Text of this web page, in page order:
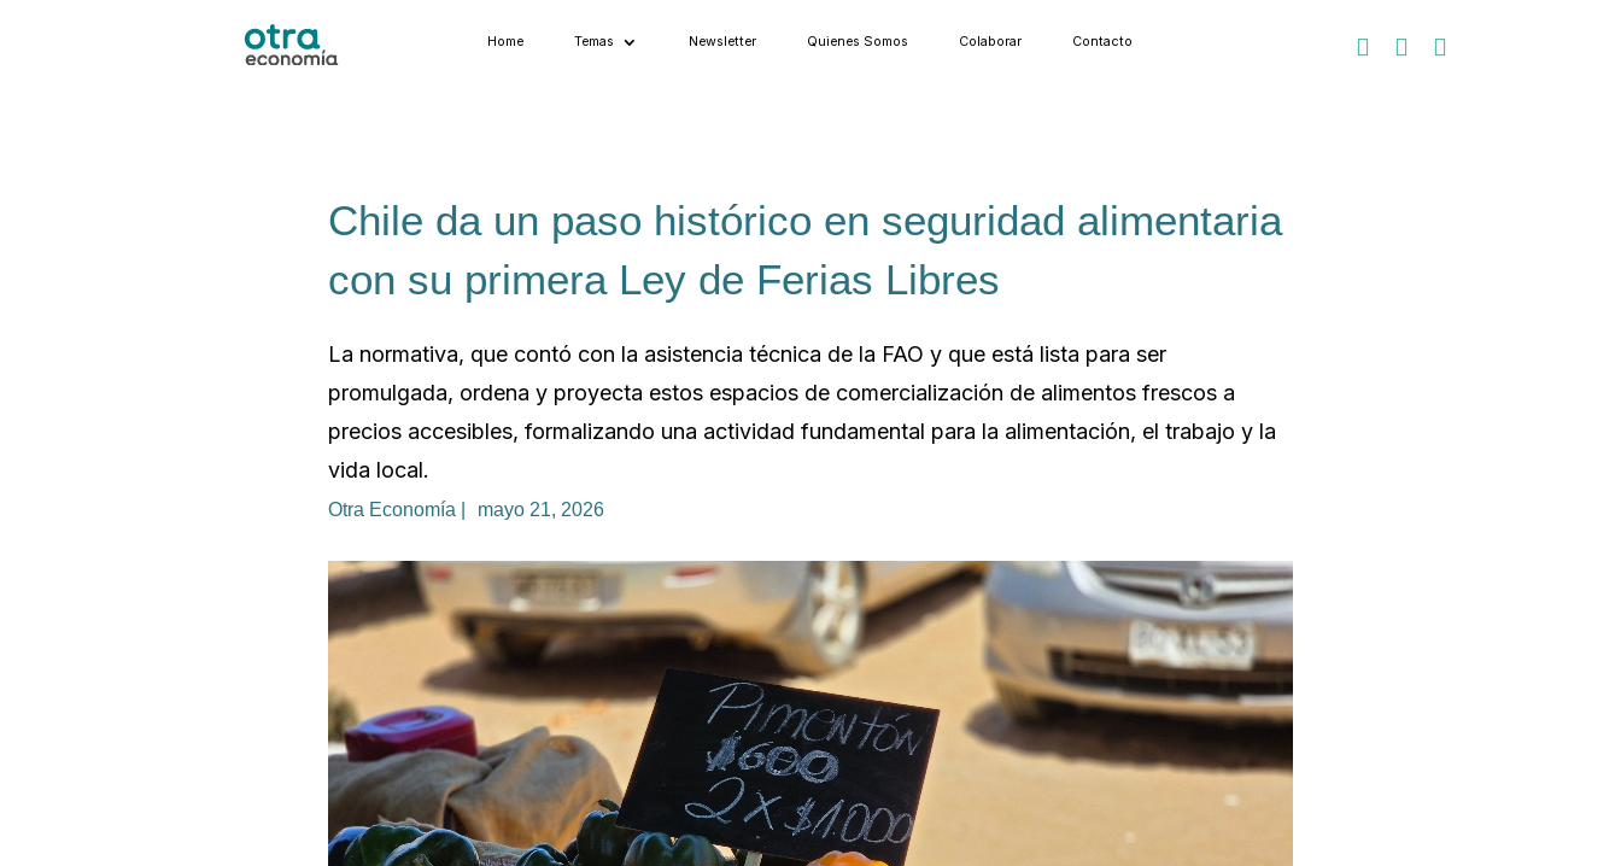
Home Temas Newsletter Quienes Somos Colaborar Contacto 


Chile da un paso histórico en seguridad alimentaria
con su primera Ley de Ferias Libres
La normativa, que contó con la asistencia técnica de la FAO y que está lista para ser
promulgada, ordena y proyecta estos espacios de comercialización de alimentos frescos a
precios accesibles, formalizando una actividad fundamental para la alimentación, el trabajo y la
vida local.
Otra Economía | mayo 21, 2026